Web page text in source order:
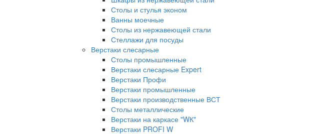
Столы и стулья эконом
Ванны моечные
Столы из нержавеющей стали
Стеллажи для посуды
Верстаки слесарные
Столы промышленные
Верстаки слесарные Expert
Верстаки Профи
Верстаки промышленные
Верстаки производственные ВСТ
Столы металлические
Верстаки на каркасе "WК"
Верстаки PROFI W